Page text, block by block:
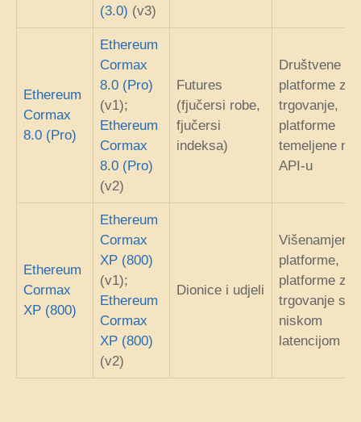
(3.0) (v3)
Ethereum
Cormax
8.0 (Pro)
Ethereum
Cormax
8.0 (Pro)
(v1);
Ethereum
Cormax
8.0 (Pro)
(v2)
Futures
(fjučersi robe,
fjučersi
indeksa)
Društvene
platforme za
trgovanje,
platforme
temeljene na
API-u
Ethereum
Cormax
XP (800)
Ethereum
Cormax
XP (800)
(v1);
Ethereum
Cormax
XP (800)
(v2)
Dionice i udjeli
platforme,
platforme za
trgovanje s
niskom
latencijom